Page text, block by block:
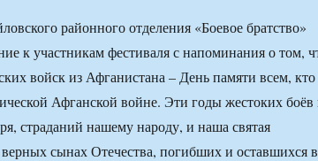
районного отделения «Боевое братство»
к участникам фестиваля с напоминания о том,
войск из Афганистана – День памяти всем, кто
Афганской войне. Эти годы жестоких боёв
страданий нашему народу, и наша святая
верных сынах Отечества, погибших и оставшихся в